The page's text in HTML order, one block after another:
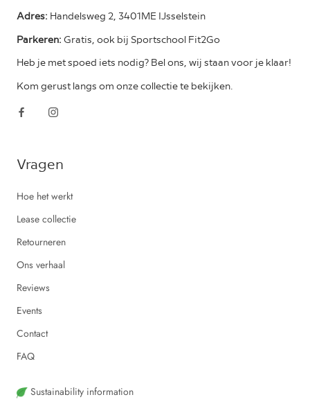
Adres: Handelsweg 2, 3401ME IJsselstein
Parkeren: Gratis, ook bij Sportschool Fit2Go
Heb je met spoed iets nodig? Bel ons, wij staan voor je klaar!
Kom gerust langs om onze collectie te bekijken.
Vragen
Hoe het werkt
Lease collectie
Retourneren
Ons verhaal
Reviews
Events
Contact
FAQ
Sustainability information